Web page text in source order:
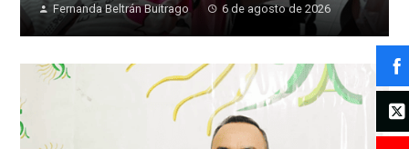
Fernanda Beltrán Buitrago 6 de agosto de 2026